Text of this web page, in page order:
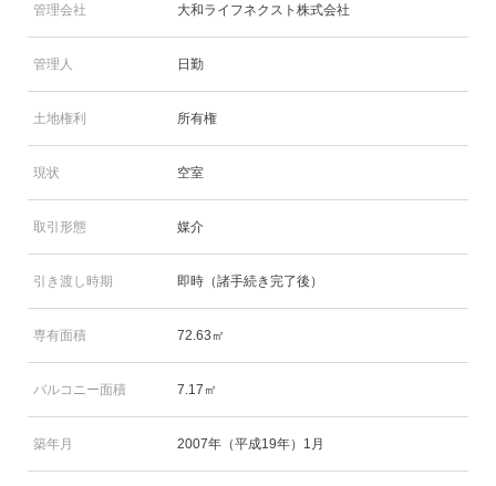
管理会社 大和ライフネクスト株式会社
管理人 日勤
土地権利 所有権
現状 空室
取引形態 媒介
引き渡し時期 即時（諸手続き完了後）
専有面積 72.63㎡
バルコニー面積 7.17㎡
築年月 2007年（平成19年）1月